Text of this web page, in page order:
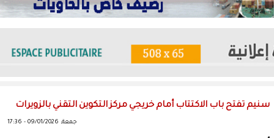
سنيم تفتح باب الاكتتاب أمام خريجي مركز التكوين التقني بالزويرات
جمعة, 09/01/2026 - 17:36